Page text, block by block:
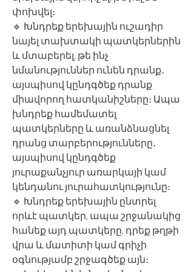
փոխվել։
🔹 Խնդրեք երեխային ուշադիր
նայել տախտակի պատկերներին
և մտաբերել, թե ինչ
նմանություններ ունեն դրանք․
այսպիսով կընդգծեք դրանք
միավորող հատկանիշները։ Ապա
խնդրեք համեմատել
պատկերները և առանձնացնել
դրանց տարբերությունները․
այսպիսով կընդգծեք
յուրաքանչյուր առարկայի կամ
կենդանու յուրահատկությունը։
🔹 Խնդրեք երեխային ընտրել
որևէ պատկեր, ապա շրջանակից
հանեք այդ պատկերը, դրեք թղթի
վրա և մատիտի կամ գրիչի
օգնությամբ շրջագծեք այն։